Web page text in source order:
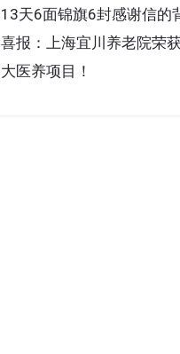
13天6面锦旗6封感谢信的
喜报：上海宜川养老院荣
大医养项目！